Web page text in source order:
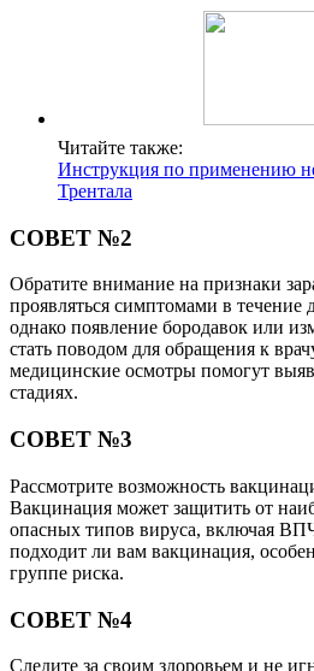
Читайте также:
Инструкция по применению
Трентала
СОВЕТ №2
Обратите внимание на признаки
проявляться симптомами в течение
однако появление бородавок или
стать поводом для обращения к
медицинские осмотры помогут
стадиях.
СОВЕТ №3
Рассмотрите возможность
Вакцинация может защитить от
опасных типов вируса, включая
подходит ли вам вакцинация,
группе риска.
СОВЕТ №4
Следите за своим здоровьем и не